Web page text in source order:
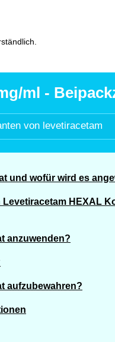
ml -
von levetiracetam
und wofür wird es
HEXAL
anzuwenden?
aufzubewahren?